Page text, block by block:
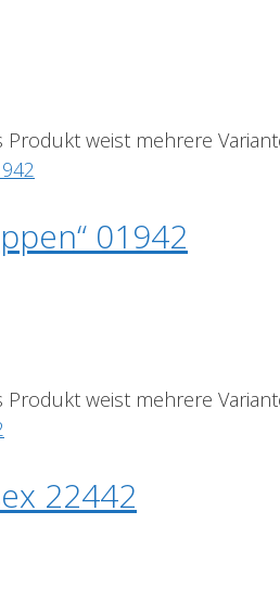
Produkt weist mehrere
01942
Produkt weist mehrere
22442